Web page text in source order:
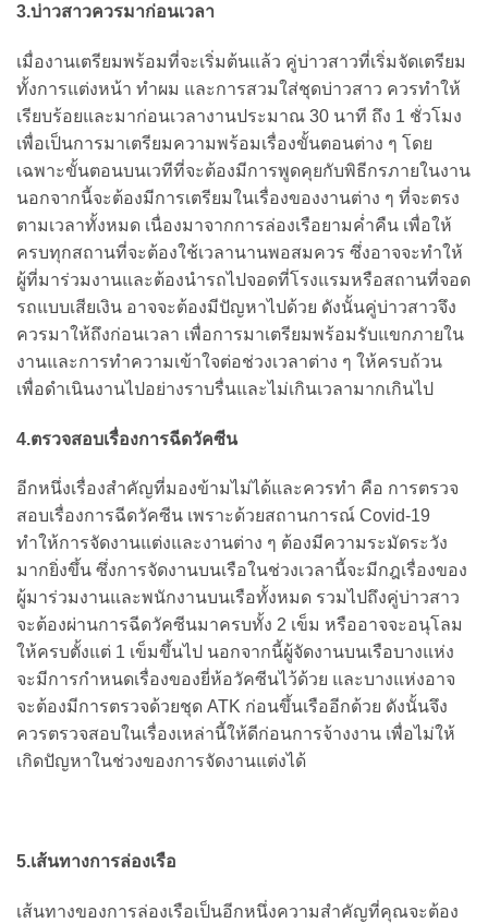
3.บ่าวสาวควรมาก่อนเวลา
เมื่องานเตรียมพร้อมที่จะเริ่มต้นแล้ว คู่บ่าวสาวที่เริ่มจัดเตรียม
ทั้งการแต่งหน้า ทำผม และการสวมใส่ชุดบ่าวสาว ควรทำให้
เรียบร้อยและมาก่อนเวลางานประมาณ 30 นาที ถึง 1 ชั่วโมง
เพื่อเป็นการมาเตรียมความพร้อมเรื่องขั้นตอนต่าง ๆ โดย
เฉพาะขั้นตอนบนเวทีที่จะต้องมีการพูดคุยกับพิธีกรภายในงาน
นอกจากนี้จะต้องมีการเตรียมในเรื่องของงานต่าง ๆ ที่จะตรง
ตามเวลาทั้งหมด เนื่องมาจากการล่องเรือยามค่ำคืน เพื่อให้
ครบทุกสถานที่จะต้องใช้เวลานานพอสมควร ซึ่งอาจจะทำให้
ผู้ที่มาร่วมงานและต้องนำรถไปจอดที่โรงแรมหรือสถานที่จอด
รถแบบเสียเงิน อาจจะต้องมีปัญหาไปด้วย ดังนั้นคู่บ่าวสาวจึง
ควรมาให้ถึงก่อนเวลา เพื่อการมาเตรียมพร้อมรับแขกภายใน
งานและการทำความเข้าใจต่อช่วงเวลาต่าง ๆ ให้ครบถ้วน
เพื่อดำเนินงานไปอย่างราบรื่นและไม่เกินเวลามากเกินไป
4.ตรวจสอบเรื่องการฉีดวัคซีน
อีกหนึ่งเรื่องสำคัญที่มองข้ามไม่ได้และควรทำ คือ การตรวจ
สอบเรื่องการฉีดวัคซีน เพราะด้วยสถานการณ์ Covid-19
ทำให้การจัดงานแต่งและงานต่าง ๆ ต้องมีความระมัดระวัง
มากยิ่งขึ้น ซึ่งการจัดงานบนเรือในช่วงเวลานี้จะมีกฎเรื่องของ
ผู้มาร่วมงานและพนักงานบนเรือทั้งหมด รวมไปถึงคู่บ่าวสาว
จะต้องผ่านการฉีดวัคซีนมาครบทั้ง 2 เข็ม หรืออาจจะอนุโลม
ให้ครบตั้งแต่ 1 เข็มขึ้นไป นอกจากนี้ผู้จัดงานบนเรือบางแห่ง
จะมีการกำหนดเรื่องของยี่ห้อวัคซีนไว้ด้วย และบางแห่งอาจ
จะต้องมีการตรวจด้วยชุด ATK ก่อนขึ้นเรืออีกด้วย ดังนั้นจึง
ควรตรวจสอบในเรื่องเหล่านี้ให้ดีก่อนการจ้างงาน เพื่อไม่ให้
เกิดปัญหาในช่วงของการจัดงานแต่งได้
5.เส้นทางการล่องเรือ
เส้นทางของการล่องเรือเป็นอีกหนึ่งความสำคัญที่คุณจะต้อง